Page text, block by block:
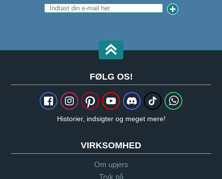
FØLG OS!
Historier, indsigter og meget mere!
VIRKSOMHED
Om upjers
Tryk på